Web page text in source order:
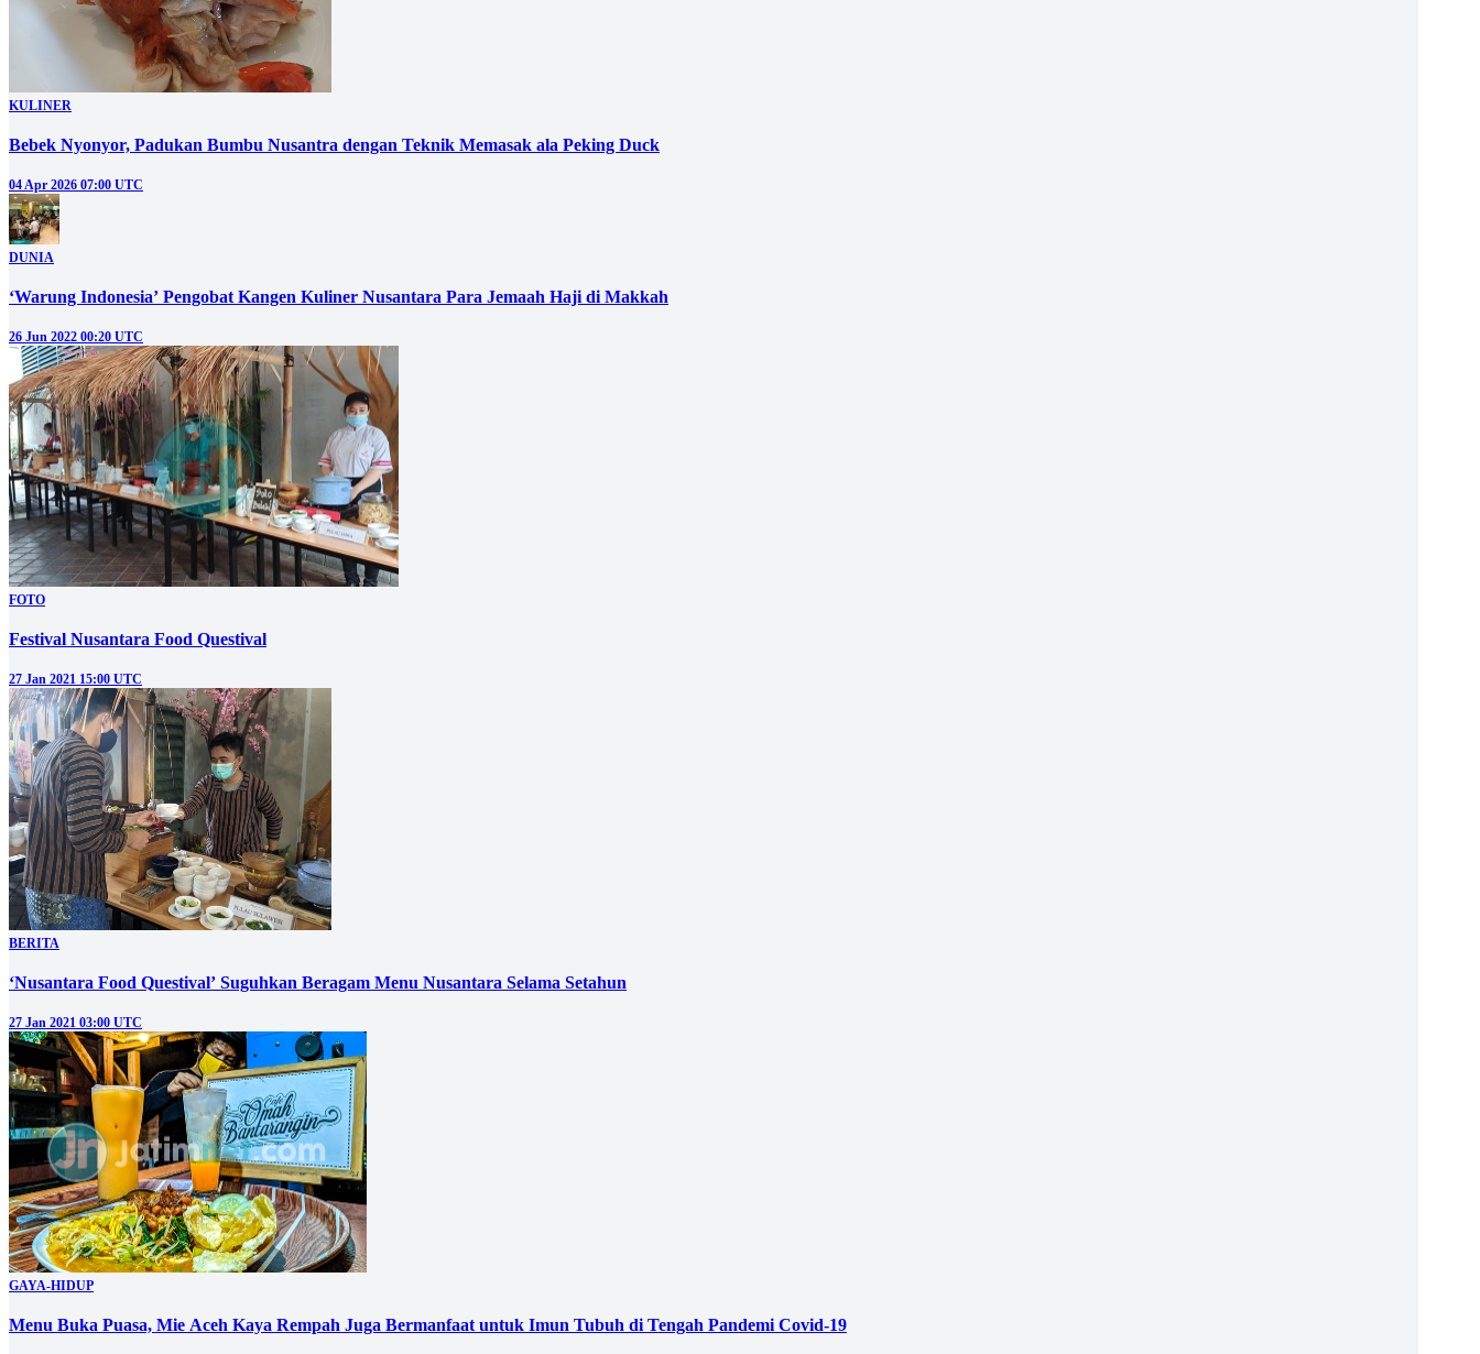
KULINER
Bebek Nyonyor, Padukan Bumbu Nusantra dengan Teknik Memasak ala Peking Duck
04 Apr 2026 07:00 UTC
DUNIA
‘Warung Indonesia’ Pengobat Kangen Kuliner Nusantara Para Jemaah Haji di Makkah
26 Jun 2022 00:20 UTC
FOTO
Festival Nusantara Food Questival
27 Jan 2021 15:00 UTC
BERITA
‘Nusantara Food Questival’ Suguhkan Beragam Menu Nusantara Selama Setahun
27 Jan 2021 03:00 UTC
GAYA-HIDUP
Menu Buka Puasa, Mie Aceh Kaya Rempah Juga Bermanfaat untuk Imun Tubuh di Tengah Pandemi Covid-19